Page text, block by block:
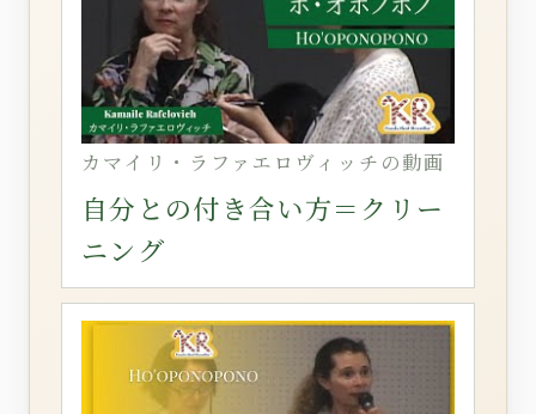
カマイリ・ラファエロヴィッチの動画
自分との付き合い方＝クリー
ニング